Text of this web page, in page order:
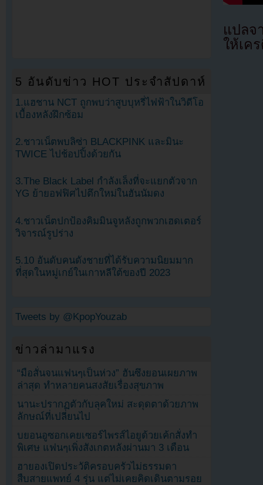
แปล
ให้เค
5 อันดับข่าว HOT ประจำสัปดาห์
1.แฮชาน NCT ถูกพบว่าสูบบุหรี่ไฟฟ้าในวิดีโอ
เบื้องหลังฝึกซ้อม
2.ชาวเน็ตพบลิซ่า BLACKPINK และมินะ
TWICE ไปช้อปปิ้งด้วยกัน
3.The Black Label กำลังเล็งที่จะแยกตัวจาก
YG ย้ายอฟฟิศไปตึกใหม่ในฮันนัมดง
4.ชาวเน็ตปกป้องคิมมินจูหลังถูกพวกเฮดเตอร์
วิจารณ์รูปร่าง
5.10 อันดับคนดังชายที่ได้รับความนิยมมาก
ที่สุดในหมู่เกย์ในเกาหลีใต้ของปี 2023
Tweets by @KpopYouzab
ข่าวล่ามาแรง
“มือสั่นจนแฟนๆเป็นห่วง” ฮันซึงยอนเผยภาพ
ล่าสุด ทำหลายคนสงสัยเรื่องสุขภาพ
นานะปรากฏตัวกับลุคใหม่ สะดุดตาด้วยภาพ
ลักษณ์ที่เปลี่ยนไป
บยอนอูซอกเคยเซอร์ไพรส์ไอยูด้วยเค้กสั่งทำ
พิเศษ แฟนๆเพิ่งสังเกตหลังผ่านมา 3 เดือน
ฮายองเปิดประวัติครอบครัวไม่ธรรมดา
สืบสายแพทย์ 4 รุ่น แต่ไม่เคยคิดเดินตามรอย